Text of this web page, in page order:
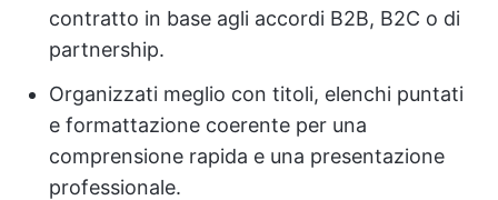
contratto in base agli accordi B2B, B2C o di
partnership.
Organizzati meglio con titoli, elenchi puntati
e formattazione coerente per una
comprensione rapida e una presentazione
professionale.